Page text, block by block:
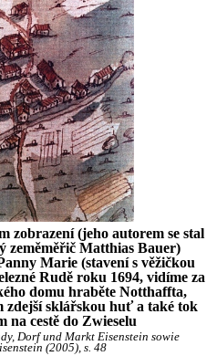
zobrazení (jeho autorem se stal
zeměměřič Matthias Bauer)
Marie (stavení s věžičkou
Rudě roku 1694, vidíme za
domu hraběte Notthaffta,
zdejší sklářskou huť a také tok
na cestě do Zwieselu
Dorf und Markt Eisenstein sowie
(2005), s. 48